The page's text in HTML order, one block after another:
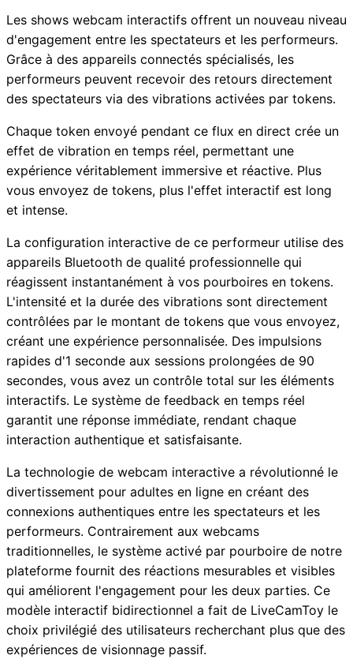
Les shows webcam interactifs offrent un nouveau niveau
d'engagement entre les spectateurs et les performeurs.
Grâce à des appareils connectés spécialisés, les
performeurs peuvent recevoir des retours directement
des spectateurs via des vibrations activées par tokens.
Chaque token envoyé pendant ce flux en direct crée un
effet de vibration en temps réel, permettant une
expérience véritablement immersive et réactive. Plus
vous envoyez de tokens, plus l'effet interactif est long
et intense.
La configuration interactive de ce performeur utilise des
appareils Bluetooth de qualité professionnelle qui
réagissent instantanément à vos pourboires en tokens.
L'intensité et la durée des vibrations sont directement
contrôlées par le montant de tokens que vous envoyez,
créant une expérience personnalisée. Des impulsions
rapides d'1 seconde aux sessions prolongées de 90
secondes, vous avez un contrôle total sur les éléments
interactifs. Le système de feedback en temps réel
garantit une réponse immédiate, rendant chaque
interaction authentique et satisfaisante.
La technologie de webcam interactive a révolutionné le
divertissement pour adultes en ligne en créant des
connexions authentiques entre les spectateurs et les
performeurs. Contrairement aux webcams
traditionnelles, le système activé par pourboire de notre
plateforme fournit des réactions mesurables et visibles
qui améliorent l'engagement pour les deux parties. Ce
modèle interactif bidirectionnel a fait de LiveCamToy le
choix privilégié des utilisateurs recherchant plus que des
expériences de visionnage passif.